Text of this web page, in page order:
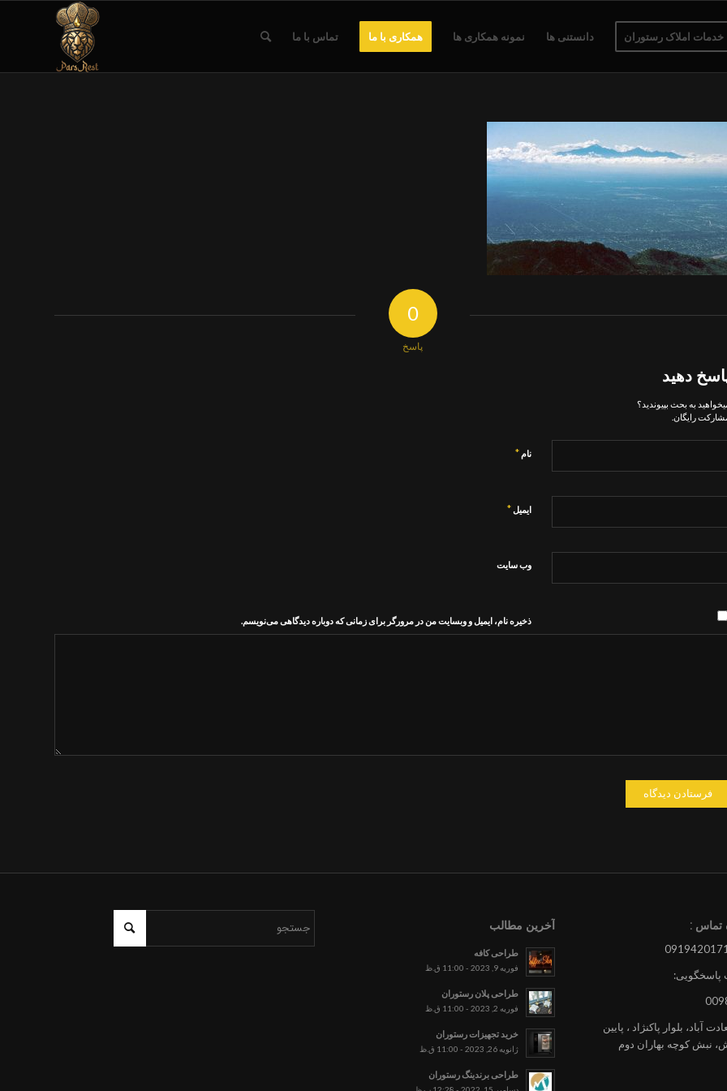
خدمات املاک رستوران دانستنی ها نمونه همکاری ها همکاری با ما تماس با ما
0
پاسخ
دهید
به بحث بپیوندید؟
رایگان.
نام *
ایمیل *
وب‌ سایت
ذخیره نام، ایمیل و وبسایت من در مرورگر برای زمانی که دوباره دیدگاهی می‌نویسم.
تماس :
پاسخگویی:
آباد، بلوار پاکنژاد ، پایین
نبش کوچه بهاران دوم
آخرین مطالب
طراحی کافه
فوریه 9, 2023 - 11:00 ق.ظ
طراحی پلان رستوران
فوریه 2, 2023 - 11:00 ق.ظ
خرید تجهیزات رستوران
ژانویه 26, 2023 - 11:00 ق.ظ
طراحی برندینگ رستوران